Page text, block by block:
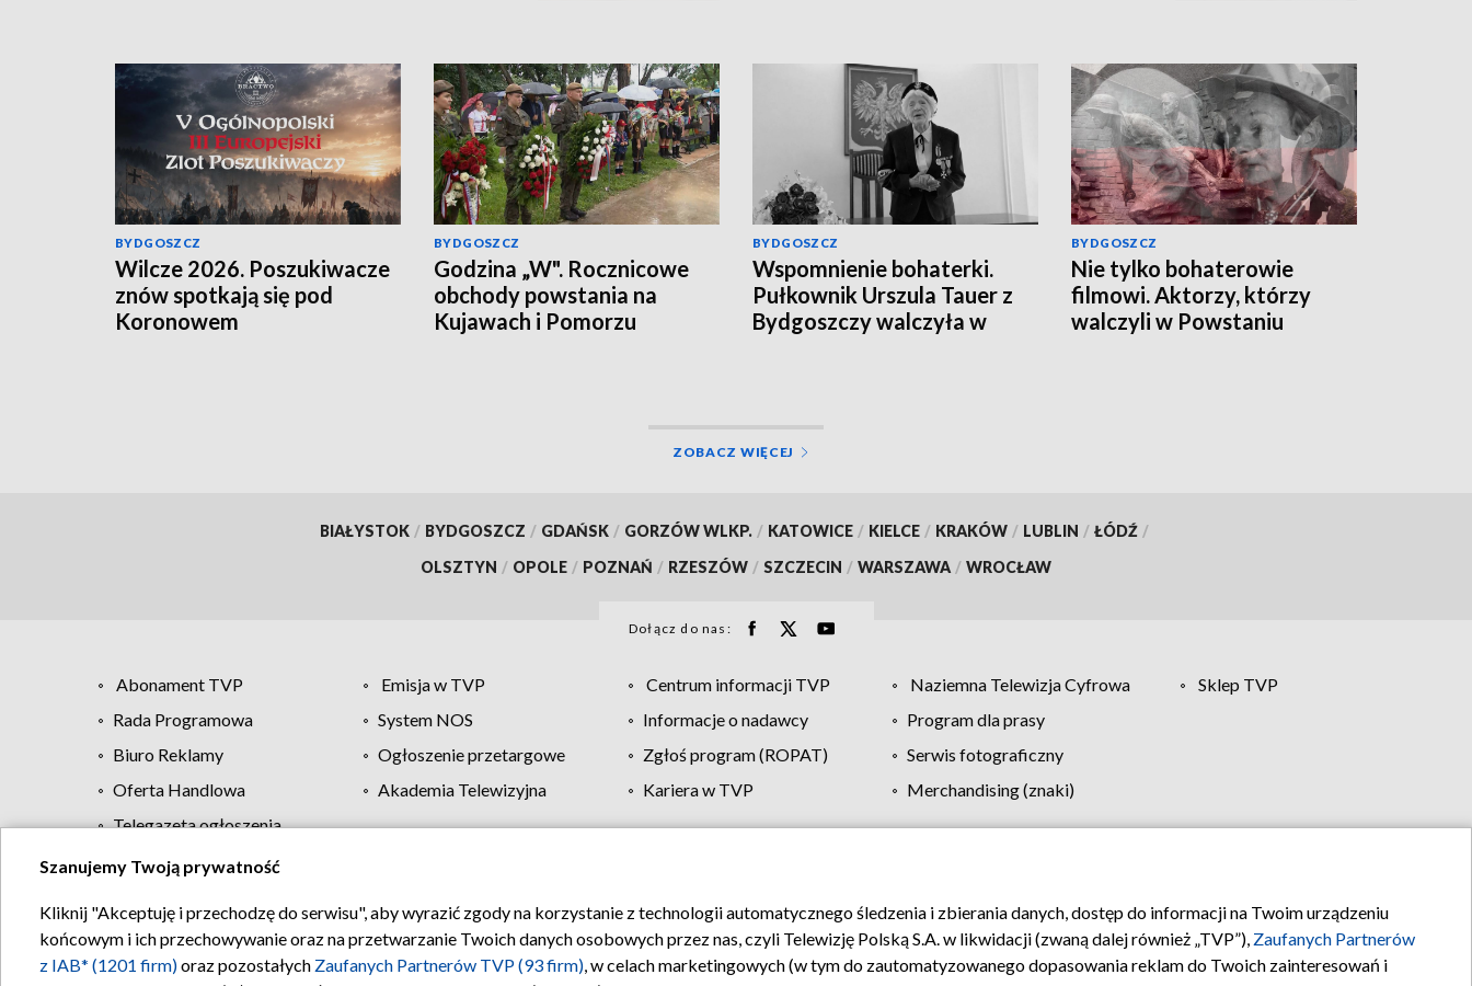
BYDGOSZCZ
Wilcze 2026. Poszukiwacze
znów spotkają się pod
Koronowem
BYDGOSZCZ
Godzina „W". Rocznicowe
obchody powstania na
Kujawach i Pomorzu
BYDGOSZCZ
Wspomnienie bohaterki.
Pułkownik Urszula Tauer z
Bydgoszczy walczyła w
BYDGOSZCZ
Nie tylko bohaterowie
filmowi. Aktorzy, którzy
walczyli w Powstaniu
ZOBACZ WIĘCEJ
BIAŁYSTOK / BYDGOSZCZ / GDAŃSK / GORZÓW WLKP. / KATOWICE / KIELCE / KRAKÓW / LUBLIN / ŁÓDŹ /
OLSZTYN / OPOLE / POZNAŃ / RZESZÓW / SZCZECIN / WARSZAWA / WROCŁAW
Dołącz do nas:
Abonament TVP Emisja w TVP Centrum informacji TVP Naziemna Telewizja Cyfrowa
Sklep TVP
Rada Programowa
System NOS Informacje o nadawcy
Program dla prasy
Biuro Reklamy
Ogłoszenie przetargowe Zgłoś program (ROPAT)
Serwis fotograficzny
Oferta Handlowa
Akademia Telewizyjna Kariera w TVP
Merchandising (znaki)
Telegazeta ogłoszenia
Regulamin TVP Polityka prywatności Moje zgody Pomoc Biuro reklamy Kontakt
Szanujemy Twoją prywatność
Kliknij "Akceptuję i przechodzę do serwisu", aby wyrazić zgody na korzystanie z technologii automatycznego śledzenia i zbierania danych, dostęp do informacji na Twoim urządzeniu
końcowym i ich przechowywanie oraz na przetwarzanie Twoich danych osobowych przez nas, czyli Telewizję Polską S.A. w likwidacji (zwaną dalej również „TVP”), Zaufanych Partnerów
z IAB* (1201 firm)oraz pozostałych Zaufanych Partnerów TVP (93 firm), w celach marketingowych (w tym do zautomatyzowanego dopasowania reklam do Twoich zainteresowań i